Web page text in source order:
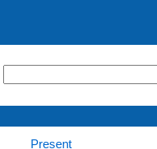
Present